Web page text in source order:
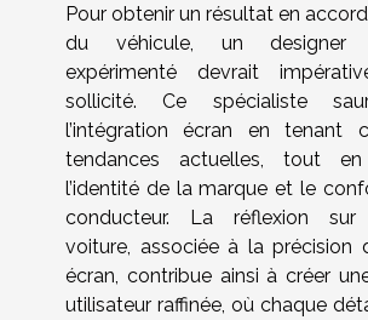
Pour obtenir un résultat en accord
du véhicule, un designer
expérimenté devrait
sollicité. Ce spécialiste
l’intégration écran en tenant
tendances actuelles, tout en
l’identité de la marque et le
conducteur. La réflexion sur
voiture, associée à la précision
écran, contribue ainsi à créer
utilisateur raffinée, où chaque